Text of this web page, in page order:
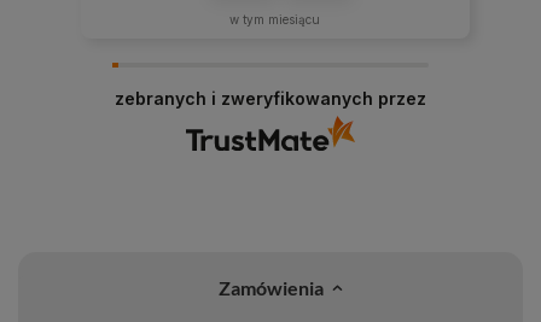
w tym miesiącu
zebranych i zweryfikowanych przez
Zamówienia